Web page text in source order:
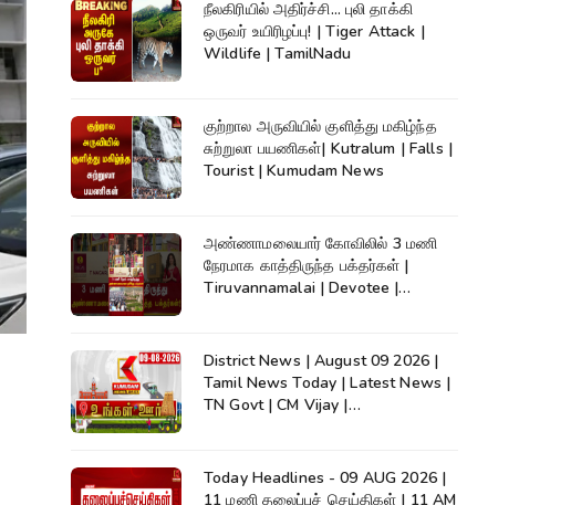
நீலகிரியில் அதிர்ச்சி... புலி தாக்கி
ஒருவர் உயிரிழப்பு! | Tiger Attack |
Wildlife | TamilNadu
குற்றால அருவியில் குளித்து மகிழ்ந்த
சுற்றுலா பயணிகள்| Kutralum | Falls |
Tourist | Kumudam News
அண்ணாமலையார் கோவிலில் 3 மணி
நேரமாக காத்திருந்த பக்தர்கள் |
Tiruvannamalai | Devotee |
District News | August 09 2026 |
Tamil News Today | Latest News |
TN Govt | CM Vijay |
Today Headlines - 09 AUG 2026 |
11 மணி தலைப்புச் செய்திகள் | 11 AM